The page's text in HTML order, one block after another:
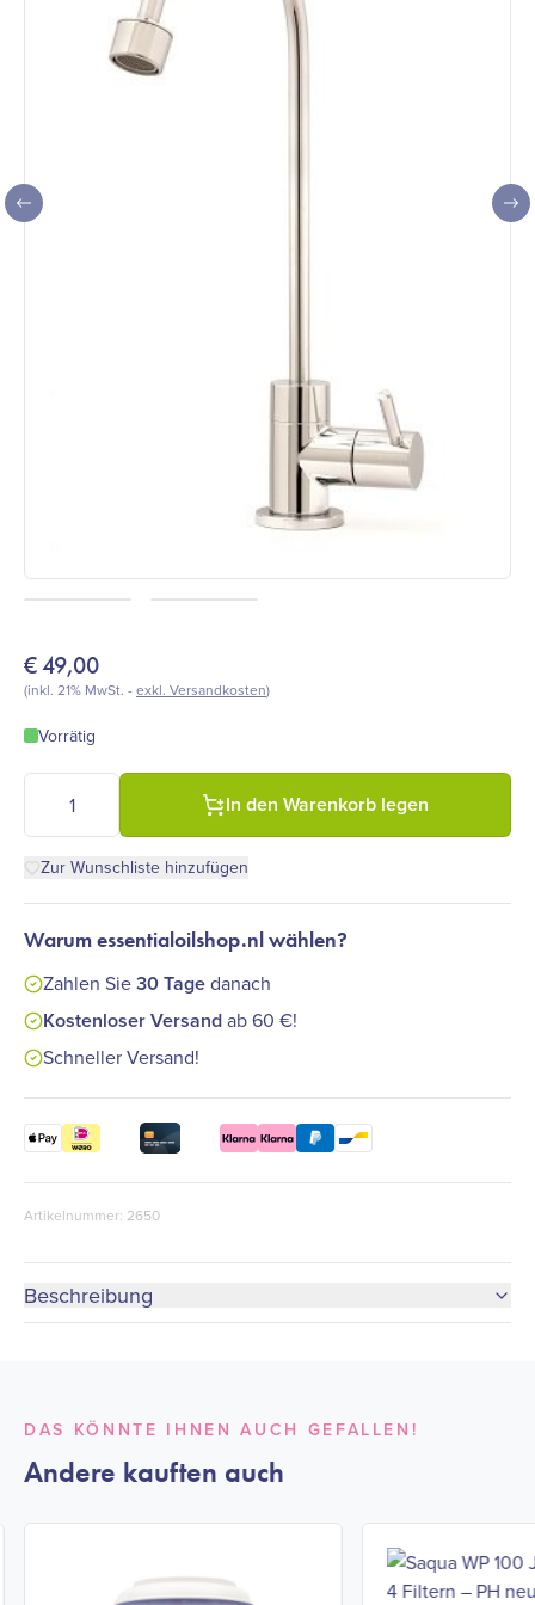
€49,00
(inkl. 21% MwSt. -exkl. Versandkosten)
Vorrätig
Carbonit WS-8P Gewindebohrer Menge
In den Warenkorb legen
Zur Wunschliste hinzufügen
Warum essentialoilshop.nl wählen?
Zahlen Sie30 Tagedanach
Kostenloser Versandab 60 €!
Schneller Versand!
Artikelnummer: 2650
Beschreibung
DAS KÖNNTE IHNEN AUCH GEFALLEN!
Andere kauften auch